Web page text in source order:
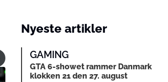
Nyeste artikler
GAMING
GTA 6-showet rammer Danmark
klokken 21 den 27. august